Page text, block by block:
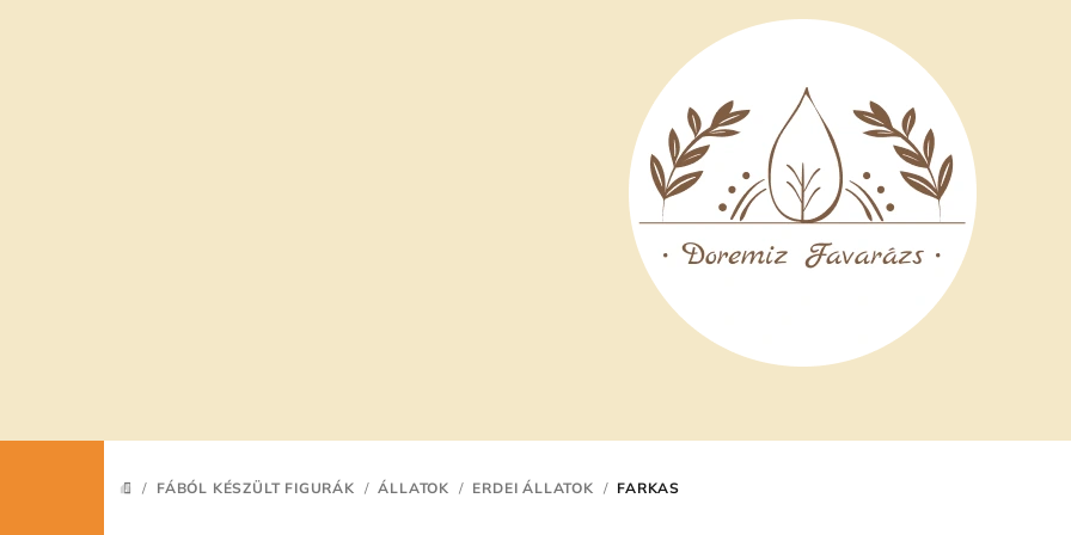
KEZDŐLAP
/ FÁBÓL KÉSZÜLT FIGURÁK / ÁLLATOK / ERDEI ÁLLATOK / FARKAS